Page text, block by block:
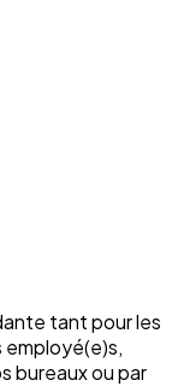
tant pour les
employé(e)s,
bureaux ou par